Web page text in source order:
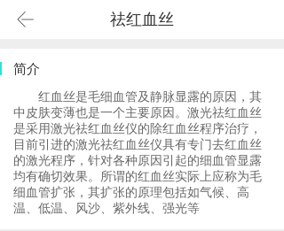
祛红血丝
简介
红血丝是毛细血管及静脉显露的原因，其
中皮肤变薄也是一个主要原因。激光祛红血丝
是采用激光祛红血丝仪的除红血丝程序治疗，
目前引进的激光祛红血丝仪具有专门去红血丝
的激光程序，针对各种原因引起的细血管显露
均有确切效果。所谓的红血丝实际上应称为毛
细血管扩张，其扩张的原理包括如气候、高
温、低温、风沙、紫外线、强光等